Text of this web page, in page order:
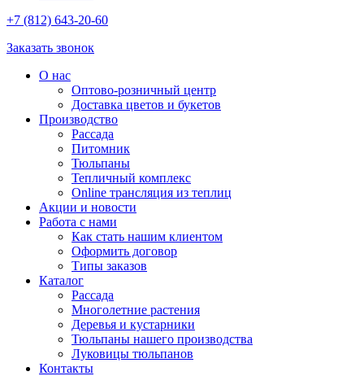
+7 (812) 643-20-60
Заказать звонок
О нас
Оптово-розничный центр
Доставка цветов и букетов
Производство
Рассада
Питомник
Тюльпаны
Тепличный комплекс
Online трансляция из теплиц
Акции и новости
Работа с нами
Как стать нашим клиентом
Оформить договор
Типы заказов
Каталог
Рассада
Многолетние растения
Деревья и кустарники
Тюльпаны нашего производства
Луковицы тюльпанов
Контакты